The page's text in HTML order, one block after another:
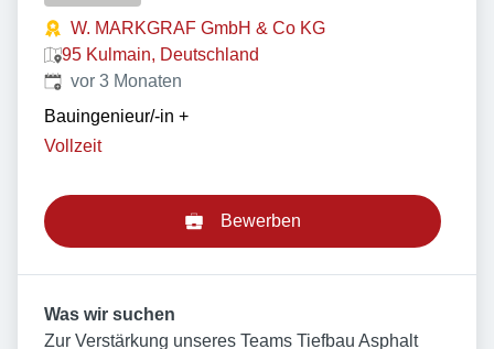
W. MARKGRAF GmbH & Co KG
95 Kulmain, Deutschland
Veröffentlicht:
vor 3 Monaten
Bauingenieur/-in +
Vollzeit
Bewerben
Was wir suchen
Zur Verstärkung unseres Teams Tiefbau Asphalt